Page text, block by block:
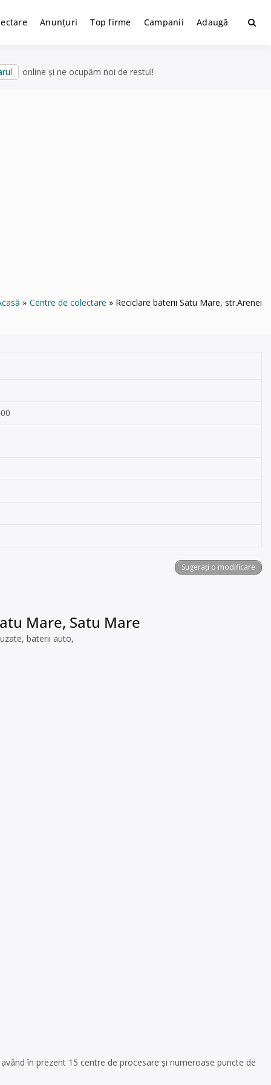
Anunțuri Top firme Campanii Adaugă
online și ne ocupăm noi de restul!
Centre de colectare Reciclare baterii Satu Mare, str.Arenei
Sugerați o modificare
Mare, Satu Mare
baterii auto,
în prezent 15 centre de procesare și numeroase puncte de